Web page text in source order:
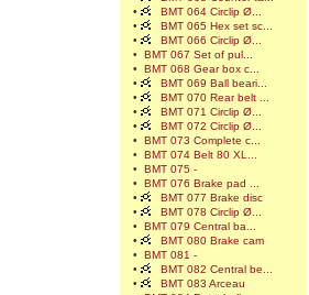
•
BMT 064 Circlip Ø...
•
BMT 065 Hex set sc...
•
BMT 066 Circlip Ø...
•
BMT 067 Set of pul...
•
BMT 068 Gear box c...
•
BMT 069 Ball beari...
•
BMT 070 Rear belt ...
•
BMT 071 Circlip Ø...
•
BMT 072 Circlip Ø...
•
BMT 073 Complete c...
•
BMT 074 Belt 80 XL...
•
BMT 075 -
•
BMT 076 Brake pad ...
•
BMT 077 Brake disc
•
BMT 078 Circlip Ø...
•
BMT 079 Central ba...
•
BMT 080 Brake cam
•
BMT 081 -
•
BMT 082 Central be...
•
BMT 083 Arceau